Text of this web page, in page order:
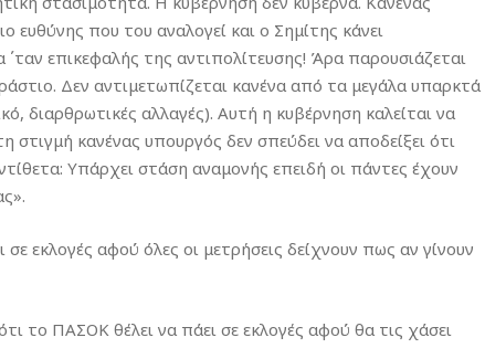
ευθύνης που του αναλογεί και ο Σημίτης κάνει
΄ταν επικεφαλής της αντιπολίτευσης! Άρα παρουσιάζεται
Δεν αντιμετωπίζεται κανένα από τα μεγάλα υπαρκτά
διαρθρωτικές αλλαγές). Αυτή η κυβέρνηση καλείται να
στιγμή κανένας υπουργός δεν σπεύδει να αποδείξει ότι
Υπάρχει στάση αναμονής επειδή οι πάντες έχουν
εκλογές αφού όλες οι μετρήσεις δείχνουν πως αν γίνουν
το ΠΑΣΟΚ θέλει να πάει σε εκλογές αφού θα τις χάσει